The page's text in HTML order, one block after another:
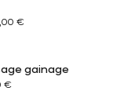
€
gainage
€